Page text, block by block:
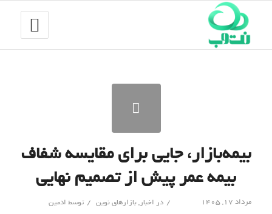
بیمه‌بازار، جایی برای مقایسه شفاف
بیمه عمر پیش از تصمیم نهایی
مرداد ۱۷, ۱۴۰۵ / در اخبار,بازارهای نوین / توسط ادمین